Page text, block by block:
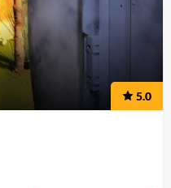
5.0